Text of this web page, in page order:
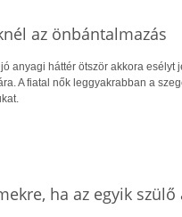
az önbántalmazás
anyagi háttér ötször akkora
A fiatal nők leggyakrabban a
ha az egyik